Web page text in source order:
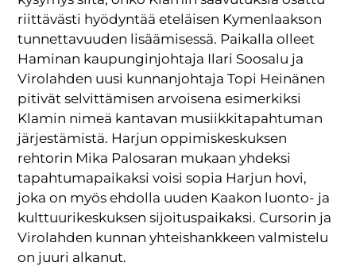
riittävästi hyödyntää eteläisen Kymenlaakson
tunnettavuuden lisäämisessä. Paikalla olleet
Haminan kaupunginjohtaja Ilari Soosalu ja
Virolahden uusi kunnanjohtaja Topi Heinänen
pitivät selvittämisen arvoisena esimerkiksi
Klamin nimeä kantavan musiikkitapahtuman
järjestämistä. Harjun oppimiskeskuksen
rehtorin Mika Palosaran mukaan yhdeksi
tapahtumapaikaksi voisi sopia Harjun hovi,
joka on myös ehdolla uuden Kaakon luonto- ja
kulttuurikeskuksen sijoituspaikaksi. Cursorin ja
Virolahden kunnan yhteishankkeen valmistelu
on juuri alkanut.